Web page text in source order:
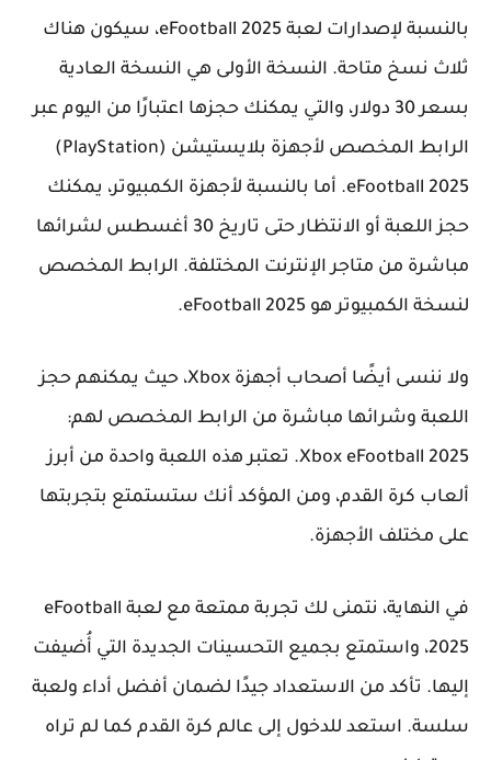
بالنسبة لإصدارات لعبة eFootball 2025، سيكون هناك
ثلاث نسخ متاحة. النسخة الأولى هي النسخة العادية
بسعر 30 دولار، والتي يمكنك حجزها اعتبارًا من اليوم عبر
الرابط المخصص لأجهزة بلايستيشن (PlayStation)
eFootball 2025. أما بالنسبة لأجهزة الكمبيوتر، يمكنك
حجز اللعبة أو الانتظار حتى تاريخ 30 أغسطس لشرائها
مباشرة من متاجر الإنترنت المختلفة. الرابط المخصص
لنسخة الكمبيوتر هو eFootball 2025.
ولا ننسى أيضًا أصحاب أجهزة Xbox، حيث يمكنهم حجز
اللعبة وشرائها مباشرة من الرابط المخصص لهم:
Xbox eFootball 2025. تعتبر هذه اللعبة واحدة من أبرز
ألعاب كرة القدم، ومن المؤكد أنك ستستمتع بتجربتها
على مختلف الأجهزة.
في النهاية، نتمنى لك تجربة ممتعة مع لعبة eFootball
2025، واستمتع بجميع التحسينات الجديدة التي أُضيفت
إليها. تأكد من الاستعداد جيدًا لضمان أفضل أداء ولعبة
سلسة. استعد للدخول إلى عالم كرة القدم كما لم تراه